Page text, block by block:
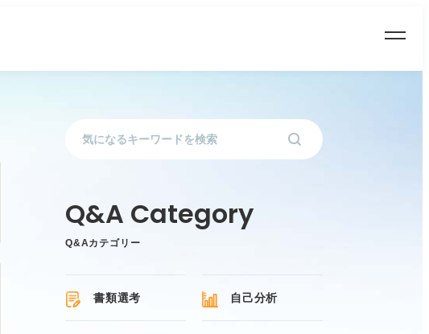
Q&Aカテゴリー
書類選考 自己分析